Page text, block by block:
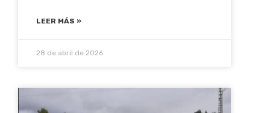
LEER MÁS »
28 de abril de 2026